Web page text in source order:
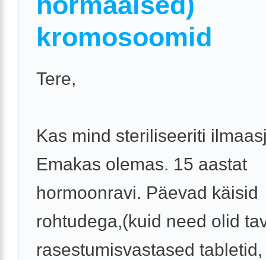
kromosoomid
Tere,
Kas mind steriliseeriti
Emakas olemas. 15 aastat
hormoonravi. Päevad käisid
rohtudega,(kuid need olid
rasestumisvastased